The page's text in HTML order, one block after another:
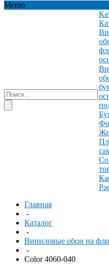
Меню
Главная
-
Каталог
-
Виниловые обои на
-
Color 4060-040